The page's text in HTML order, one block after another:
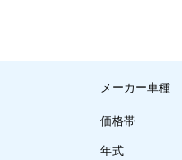
メーカー車種
価格帯
年式